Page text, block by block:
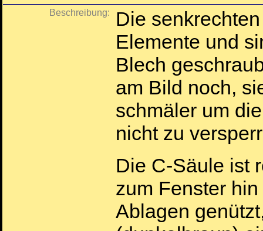
Beschreibung:
Die
Elemente und
Blech
am Bild noch,
schmäler um
nicht zu
Die C-Säule ist
zum Fenster
Ablagen